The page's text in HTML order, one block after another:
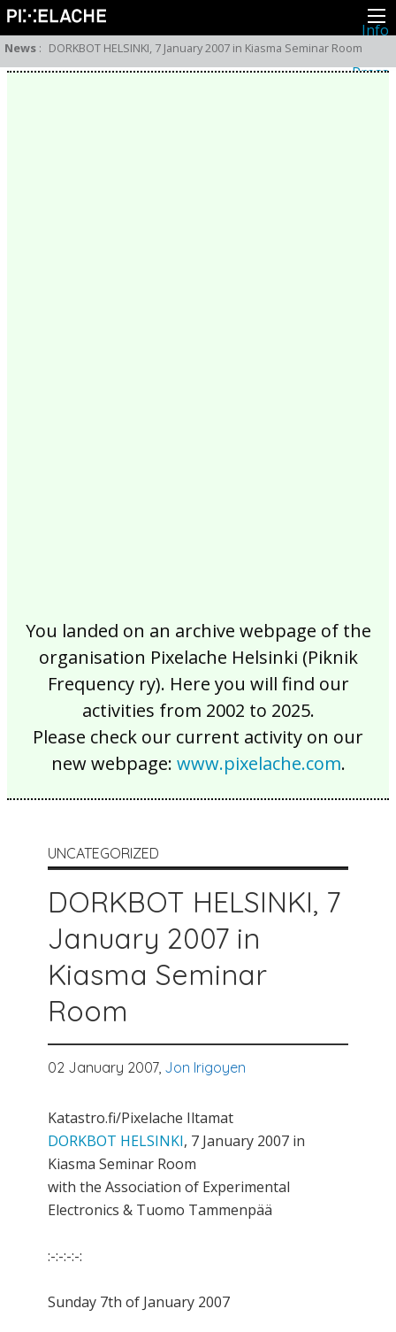
Info
About
Latest news
Press
News : DORKBOT HELSINKI, 7 January 2007 in Kiasma Seminar Room
You landed on an archive webpage of the
organisation Pixelache Helsinki (Piknik
Frequency ry). Here you will find our
activities from 2002 to 2025.
Please check our current activity on our
new webpage: www.pixelache.com.
UNCATEGORIZED
DORKBOT HELSINKI, 7
January 2007 in
Kiasma Seminar
Room
02 January 2007, Jon Irigoyen
Katastro.fi/Pixelache Iltamat
DORKBOT HELSINKI, 7 January 2007 in
Kiasma Seminar Room
with the Association of Experimental
Electronics & Tuomo Tammenpää
:-:-:-:-:
Sunday 7th of January 2007